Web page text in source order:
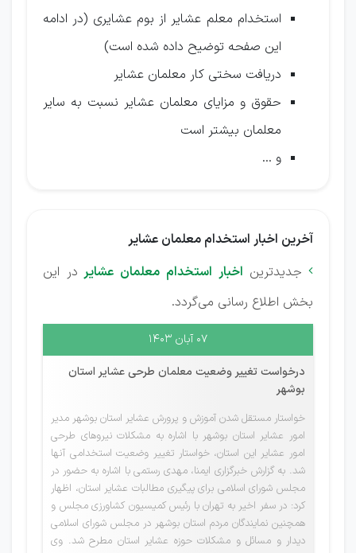
استخدام معلم عشایر از بوم عشایری (در ادامه
این صفحه توضیح داده شده است)
دریافت سختی کار معلمان عشایر
حقوق و مزایای معلمان عشایر نسبت به سایر
معلمان بیشتر است
و ...
آخرین اخبار استخدام معلمان عشایر
 جدیدترین اخبار استخدام معلمان عشایر در این
بخش اطلاع رسانی می‌گردد.
۰۷ آبان ۱۴۰۳
درخواست تغییر وضعیت معلمان طرحی عشایر استان
بوشهر
خواستار مستقل شدن آموزش و پرورش عشایر استان بوشهر مدیر
امور عشایر استان بوشهر با اشاره به مشکلات نیروهای طرحی
امور عشایر این استان، خواستار تغییر وضعیت استخدامی آنها
شد. به گزارش خبرگزاری ایمنا، مهدی رستمی با اشاره به حضور در
مجلس شورای اسلامی برای پیگیری مطالبات عشایر استان، اظهار
کرد: در سفر اخیر به تهران با رئیس کمیسیون کشاورزی مجلس و
همچنین نمایندگان مردم استان بوشهر در مجلس شورای اسلامی
دیدار و مسائل و مشکلات حوزه عشایر استان مطرح شد. وی